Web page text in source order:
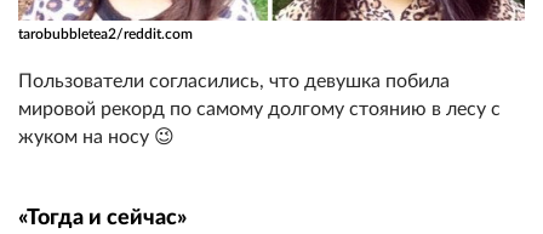
tarobubbletea2/reddit.com
Пользователи согласились, что девушка побила
мировой рекорд по самому долгому стоянию в лесу с
жуком на носу 😉
«Тогда и сейчас»